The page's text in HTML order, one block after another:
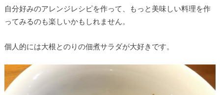
自分好みのアレンジレシピを作って、もっと美味しい料理を作
ってみるのも楽しいかもしれません。
個人的には大根とのりの佃煮サラダが大好きです。